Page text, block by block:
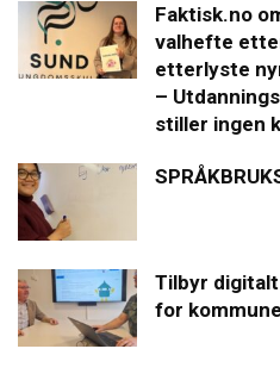
Faktisk.no
valhefte
etterlyste
–
stiller ingen
Tilbyr
for